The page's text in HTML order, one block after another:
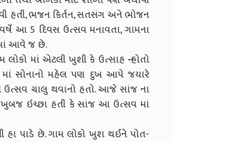
આવી હતી, ભજન કિર્તન, સતસંગ અને ભોજન
વર્ષે આ 5 દિવસ ઉત્સવ મનાવતા, ગામના
આવે જ છે.
માં એટલી ખુશી કે ઉત્સાહ ન્હોતો
સોનાનો મહેલ પણ દુખ આપે જયારે
ચાલુ થવાનો હતો. આજે સાંજ ના
ઇચ્છા હતી કે સાંજ આ ઉત્સવ માં
પાડે છે. ગામ લોકો ખુશ થઈને પોત-